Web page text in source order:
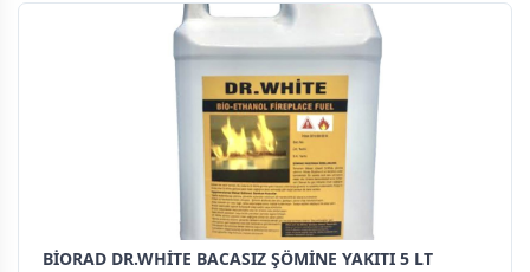
BİORAD DR.WHİTE BACASIZ ŞÖMİNE YAKITI 5 LT